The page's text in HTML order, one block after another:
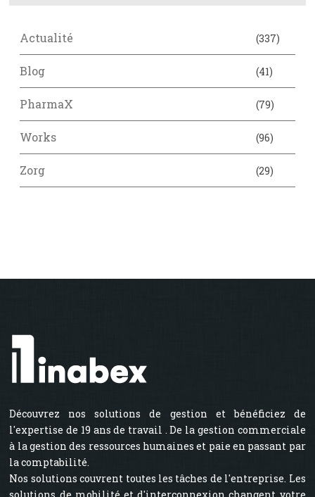
Actualité (337)
Blog (41)
PharmaX (79)
Works (96)
Zorg (29)
Découvrez nos solutions de gestion et bénéficiez de
l'expertise de 19 ans de travail . De la gestion commerciale
à la gestion des ressources humaines et paie en passant par
la comptabilité.
Nos solutions couvrent toutes les tâches de l'entreprise. Les